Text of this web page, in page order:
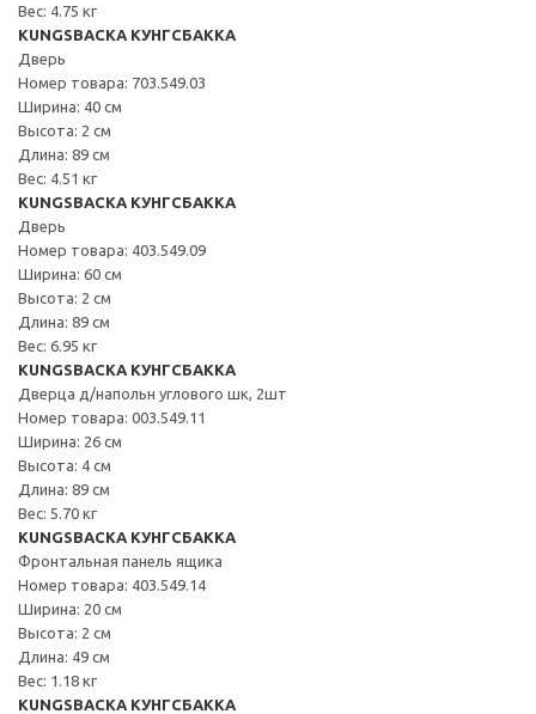
Вес: 4.75 кг
KUNGSBACKA КУНГСБАККА
Дверь
Номер товара: 703.549.03
Ширина: 40 см
Высота: 2 см
Длина: 89 см
Вес: 4.51 кг
KUNGSBACKA КУНГСБАККА
Дверь
Номер товара: 403.549.09
Ширина: 60 см
Высота: 2 см
Длина: 89 см
Вес: 6.95 кг
KUNGSBACKA КУНГСБАККА
Дверца д/напольн углового шк, 2шт
Номер товара: 003.549.11
Ширина: 26 см
Высота: 4 см
Длина: 89 см
Вес: 5.70 кг
KUNGSBACKA КУНГСБАККА
Фронтальная панель ящика
Номер товара: 403.549.14
Ширина: 20 см
Высота: 2 см
Длина: 49 см
Вес: 1.18 кг
KUNGSBACKA КУНГСБАККА